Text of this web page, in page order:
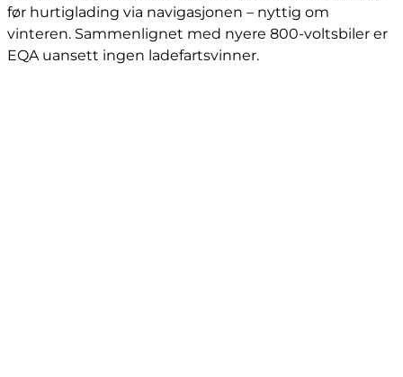
før hurtiglading via navigasjonen – nyttig om
vinteren. Sammenlignet med nyere 800-voltsbiler er
EQA uansett ingen ladefartsvinner.